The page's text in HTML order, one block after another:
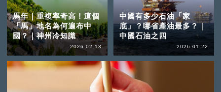
馬年｜重複率奇高！這個
「馬」地名為何遍布中
國？｜神州冷知識
2026-02-13
中國有多少石油「家
底」？哪省產油最多？｜
中國石油之四
2026-01-22